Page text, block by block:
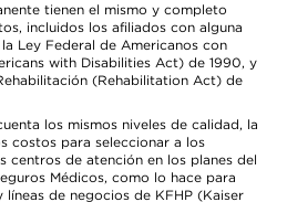
tienen el mismo y completo
incluidos los afiliados con alguna
Ley Federal de Americanos con
with Disabilities Act) de 1990, y
(Rehabilitation Act) de
los mismos niveles de calidad, la
costos para seleccionar a los
centros de atención en los planes del
Médicos, como lo hace para
de negocios de KFHP (Kaiser